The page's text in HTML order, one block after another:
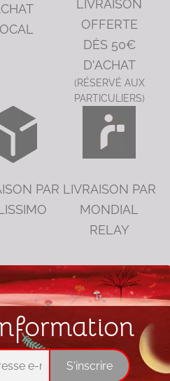
LIVRAISON
OFFERTE
DÈS 50€
D'ACHAT
(RÉSERVÉ AUX
PARTICULIERS)
PAR LIVRAISON PAR
MONDIAL
RELAY
S'inscrire